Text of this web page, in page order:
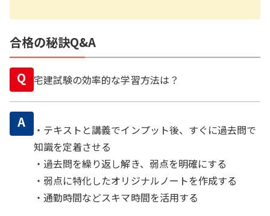
合格の秘訣Q&A
Q 宅建試験の効率的な学習方法は？
A
・テキストと講義でインプット後、すぐに過去問で
知識を定着させる
・過去問を繰り返し解き、弱点を明確にする
・弱点に特化したオリジナルノートを作成する
・通勤時間などスキマ時間を活用する